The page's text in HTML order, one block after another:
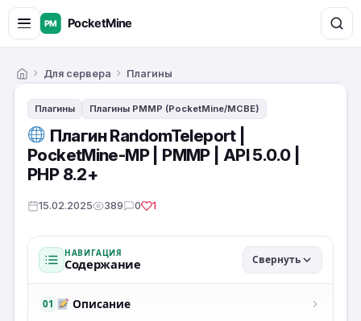
ГлавнаяДля сервера Плагины
Плагины Плагины PMMP (PocketMine/MCBE)
Плагин RandomTeleport |
PocketMine-MP | PMMP | API 5.0.0 |
PHP 8.2+
15.02.2025 389 0 1
НАВИГАЦИЯ
Содержание Свернуть
01 Описание